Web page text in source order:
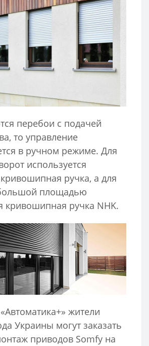
перебои с подачей
то управление
в ручном режиме. Для
используется
ручка, а для
площадью
кривошипная ручка NHK.
жители
Украины могут заказать
приводов Somfy на